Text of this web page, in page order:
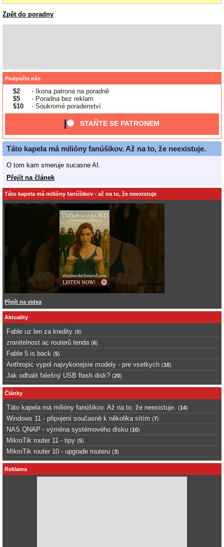
Zpět do poradny
Podpořte nás
$2
- Ikona patrona na poradně
$5
- Poradna bez reklam
$10
- Soukromé poradenství
STAŇTE SE PATRONEM
Táto kapela má milióny fanúšikov. Až na to, že neexistuje.
O tom kam smeruje sucasne AI.
Přejít na článek
Táto kapela má milióny fanúšikov - až na to, že neexistuje
Přejít na videa
Aktuality
Fable uz len za kredity (0)
zranitelnost ac routerů tenda (6)
Fable 5 is back (5)
Anthropic vypol najvykonejsie modely - pre vsetkych (16)
Jak odhalit falešný USB flash disk? (20)
Články
Táto kapela má milióny fanúšikov. Až na to, že neexistuje. (14)
Windows 11 - připojení současně k několika sítím (7)
NAS QNAP - výměna systémového disku (10)
MikroTik router 11 - tipy (5)
MikroTik router 10 - upgrade routeru (3)
Reklama